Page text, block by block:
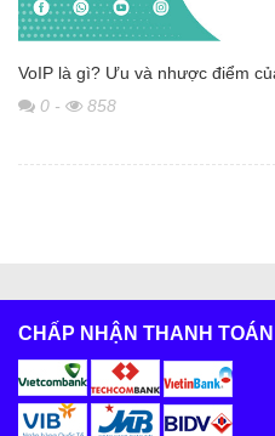
VoIP là gì? Ưu và nhược điểm
0 - 858
CHẤP NHẬN THANH TOÁN